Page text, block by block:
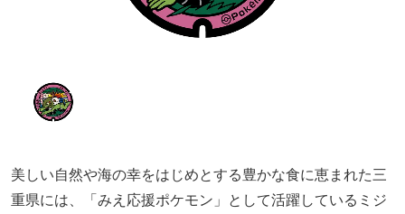
美しい自然や海の幸をはじめとする豊かな食に恵まれた三
重県には、「みえ応援ポケモン」として活躍しているミジ